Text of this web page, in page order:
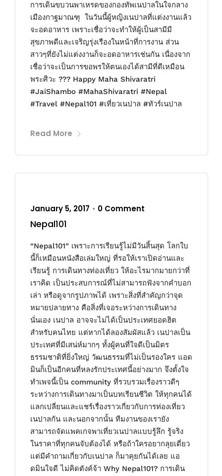
การเดินขบวนพาเหรดของกองทัพเนปาลในใจกลาง
เมืองกาฐมาณฑุ ในวันนี้ผู้หญิงเนปาลที่แต่งงานแล้ว
จะอดอาหาร เพราะเชื่อว่าจะทำให้ผู้เป็นสามีมี
สุขภาพดีและเจริญรุ่งเรืองในหน้าที่การงาน ส่วน
สาวๆที่ยังไม่แต่งงานก็จะอดอาหารเช่นกัน เนื่องจาก
เชื่อว่าจะเป็นการขอพรให้ตนเองได้สามีที่ดีเหมือน
พระศิวะ ??? Happy Maha Shivaratri
#JaiShambo #MahaShivaratri #Nepal
#Travel #Nepal101 #เที่ยวเนปาล #ทัวร์เนปาล
Read More
January 5, 2017 • 0 Comment
Nepal101
“Nepal101” เพราะการเรียนรู้ไม่มีวันสิ้นสุด โลกใบ
นี้ก็เหมือนหนังสือเล่มใหญ่ ที่รอให้เราเปิดอ่านและ
เรียนรู้ การเดินทางท่องเที่ยว ให้อะไรมากมายกว่าที่
เราคิด เป็นประสบการณ์ที่ไม่สามารถฟังจากคำบอก
เล่า หรือดูจากรูปภาพได้ เพราะสิ่งที่สำคัญกว่าจุด
หมายปลายทาง คือสิ่งที่เจอระหว่างการเดินทาง
นั่นเอง เนปาล อาจจะไม่ได้เป็นประเทศยอดฮิต
สำหรับคนไทย แต่หากได้ลองสัมผัสแล้ว เนปาลเป็น
ประเทศที่มีเสน่ห์มากๆ ทั้งผู้คนที่ใจดีเป็นมิตร
ธรรมชาติที่ยิ่งใหญ่ วัฒนธรรมที่ไม่เป็นรองใคร แอด
มินก็เป็นอีกคนที่หลงรักประเทศนี้อย่างมาก จึงตั้งใจ
ทำเพจนี้เป็น community ที่รวบรวมเรื่องราวดีๆ
ระหว่างการเดินทางมาเป็นบทเรียนชีวิต ให้ทุกคนได้
แลกเปลี่ยนและแชร์เรื่องราวเกี่ยวกับการท่องเที่ยว
เนปาลกัน และนอกจากนั้น ทีมงานของเรายัง
สามารถจัดแพคเกจพาเที่ยวเนปาลแบบรู้ลึก รู้จริง
ในราคาที่ทุกคนจับต้องได้ หรือถ้าใครอยากลุยเดี่ยว
แต่มีคำถามเกี่ยวกับเนปาล ก็มาคุยกันได้เลย แอ
ดมินใจดี ไม่คิดตังค์จ้า Why Nepal101? การเดิน